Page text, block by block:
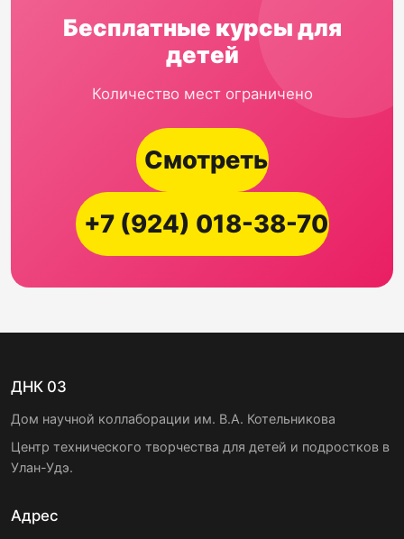
Бесплатные курсы для
детей
Количество мест ограничено
Смотреть
+7 (924) 018-38-70
ДНК 03
Дом научной коллаборации им. В.А. Котельникова
Центр технического творчества для детей и подростков в
Улан-Удэ.
Адрес